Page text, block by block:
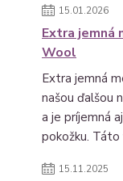
15.01.2026
Extra jemná
Wool
Extra jemná
našou ďalšou
a je príjemná
pokožku. Táto
15.11.2025